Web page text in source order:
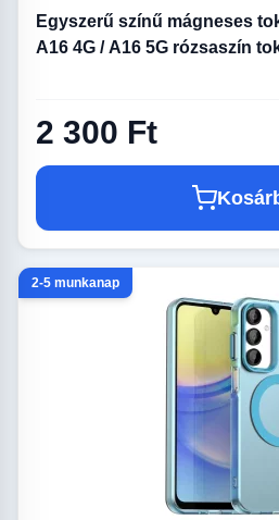
Egyszerű színű mágneses
A16 4G / A16 5G rózsaszín
2 300 Ft
2-5 munkanap